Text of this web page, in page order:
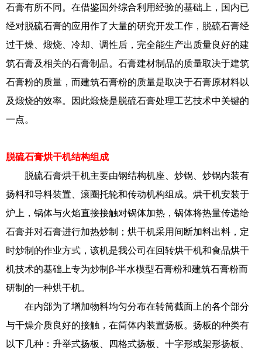
石膏有所不同。在借鉴国外综合利用经验的基础上，国内已
经对脱硫石膏的应用作了大量的研究开发工作，脱硫石膏经
过干燥、煅烧、冷却、调性后，完全能生产出质量良好的建
筑石膏及相关的石膏制品。石膏建材制品的质量取决于建筑
石膏粉的质量，而建筑石膏粉的质量是取决于石膏原材料以
及煅烧的效率。因此煅烧是脱硫石膏处理工艺技术中关键的
一点。
脱硫石膏烘干机结构组成
脱硫石膏烘干机主要由钢结构机座、炒锅、炒锅内装有
扬料和导料装置、滚圈托轮和传动机构组成。烘干机安装于
炉上，锅体与火焰直接接触对锅体加热，锅体将热量传递给
石膏并对石膏进行加热炒制；烘干机采用间断加料出料，定
时炒制的作业方式，该机是我公司在回转烘干机和食品烘干
机技术的基础上专为炒制β-半水模型石膏粉和建筑石膏粉而
研制的一种烘干机。
在内部为了增加物料均匀分布在转筒截面上的各个部分
与干燥介质良好的接触，在筒体内装置扬板。扬板的种类有
以下几种：升举式扬板、四格式扬板、十字形或架形扬板、